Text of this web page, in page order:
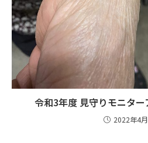
令和3年度 見守りモニタ
2022年4